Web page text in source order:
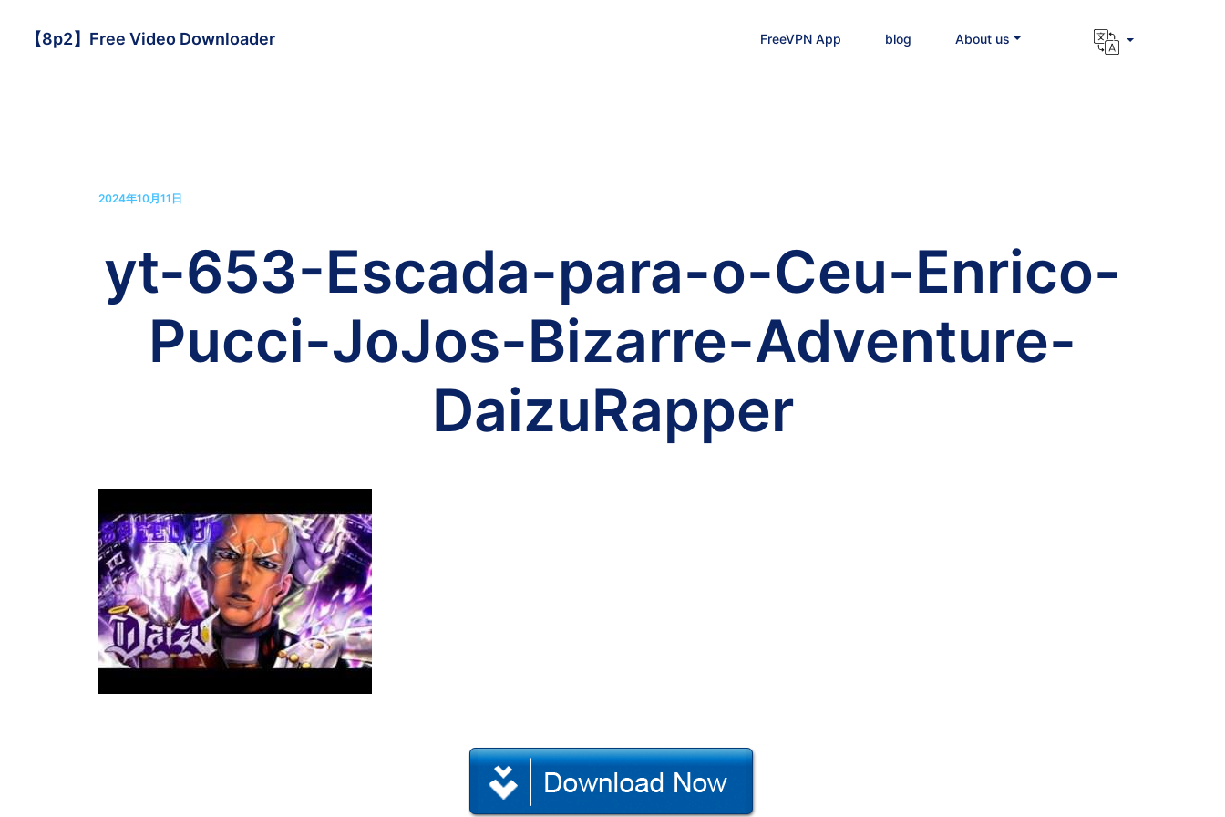
【8p2】Free Video Downloader FreeVPN App blog About us
2024年10月11日
yt-653-Escada-para-o-Ceu-Enrico-
Pucci-JoJos-Bizarre-Adventure-
DaizuRapper